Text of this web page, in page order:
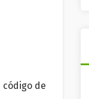
código de